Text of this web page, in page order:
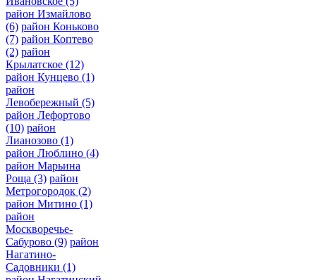
район Измайлово
(6) район Коньково
(7) район Коптево
(2) район
Крылатское (12)
район Кунцево (1)
район
Левобережный (5)
район Лефортово
(10) район
Лианозово (1)
район Люблино (4)
район Марьина
Роща (3) район
Метрогородок (2)
район Митино (1)
район
Москворечье-
Сабурово (9) район
Нагатино-
Садовники (1)